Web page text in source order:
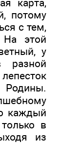
карта,
потому
с тем,
На этой
у
разной
каждый
в
из